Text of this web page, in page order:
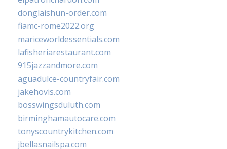
donglaishun-order.com
fiamc-rome2022.org
mariceworldessentials.com
lafisheriarestaurant.com
915jazzandmore.com
aguadulce-countryfair.com
jakehovis.com
bosswingsduluth.com
birminghamautocare.com
tonyscountrykitchen.com
jbellasnailspa.com